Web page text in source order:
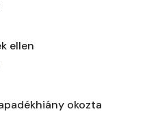
ellen
okozta